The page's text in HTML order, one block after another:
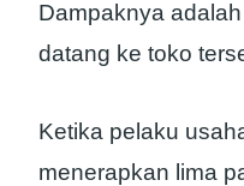
Dampaknya
datang ke toko
Ketika pelaku
menerapkan lima